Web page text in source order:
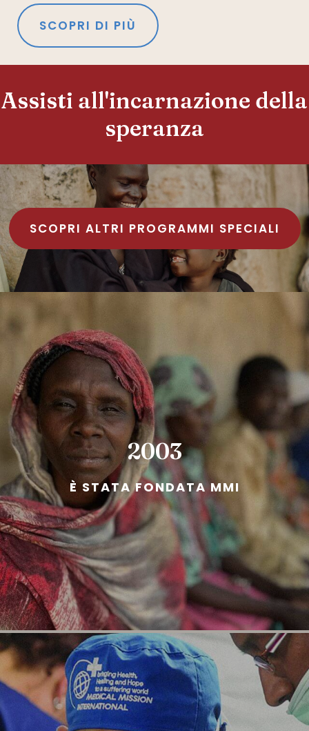
SCOPRI DI PIÙ
Assisti all'incarnazione della
speranza
SCOPRI ALTRI PROGRAMMI SPECIALI
2003
È STATA FONDATA MMI